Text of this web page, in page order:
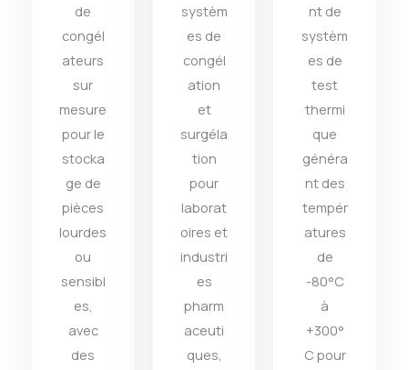
de
congél
ateurs
sur
mesure
pour le
stocka
ge de
pièces
lourdes
ou
sensibl
es,
avec
des
systèm
es de
congél
ation
et
surgéla
tion
pour
laborat
oires et
industri
es
pharm
aceuti
ques,
nt de
systèm
es de
test
thermi
que
généra
nt des
tempér
atures
de
-80°C
à
+300°
C pour